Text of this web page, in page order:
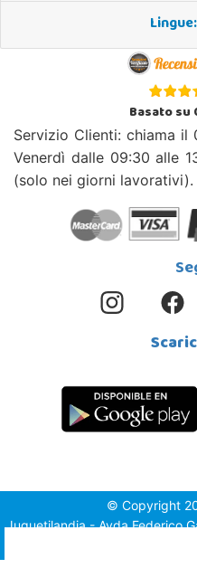
Lingue:
Basato su
Servizio Clienti: chiama
Venerdì dalle 09:30 alle
(solo nei giorni lavorativi).
© Copyright
Juguetilandia - Avda.Federico